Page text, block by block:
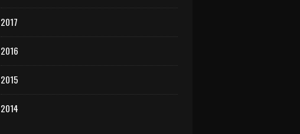
2017
2016
2015
2014